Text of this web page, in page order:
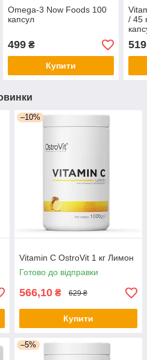
Omega-3 Now Foods 100
капсул
499₴
Купити
/ 45
519
–10%
Vitamin C OstroVit 1 кг Лимон
Готово до відправки
566,10 ₴ 629 ₴
Купити
–5%